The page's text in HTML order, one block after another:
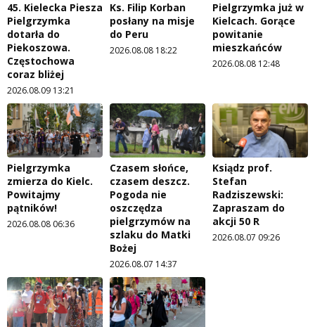
45. Kielecka Piesza
Pielgrzymka
dotarła do
Piekoszowa.
Częstochowa
coraz bliżej
2026.08.09 13:21
Ks. Filip Korban
posłany na misje
do Peru
2026.08.08 18:22
Pielgrzymka już w
Kielcach. Gorące
powitanie
mieszkańców
2026.08.08 12:48
Pielgrzymka
zmierza do Kielc.
Powitajmy
pątników!
2026.08.08 06:36
Czasem słońce,
czasem deszcz.
Pogoda nie
oszczędza
pielgrzymów na
szlaku do Matki
Bożej
2026.08.07 14:37
Ksiądz prof.
Stefan
Radziszewski:
Zapraszam do
akcji 50 R
2026.08.07 09:26